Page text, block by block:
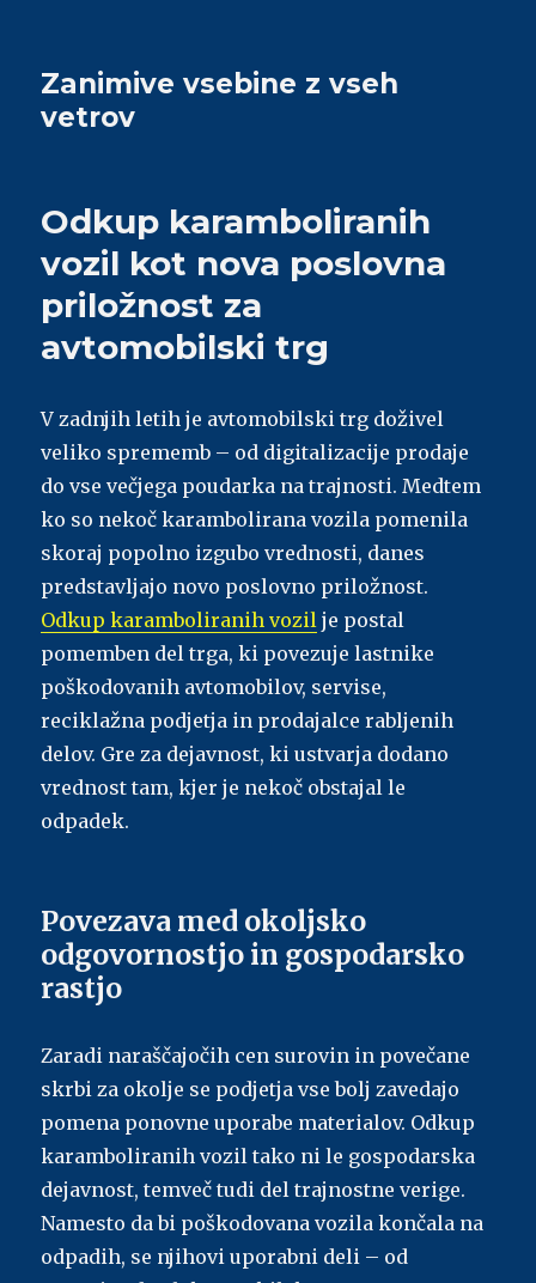
Zanimive vsebine z vseh
vetrov
Odkup karamboliranih
vozil kot nova poslovna
priložnost za
avtomobilski trg
V zadnjih letih je avtomobilski trg doživel
veliko sprememb – od digitalizacije prodaje
do vse večjega poudarka na trajnosti. Medtem
ko so nekoč karambolirana vozila pomenila
skoraj popolno izgubo vrednosti, danes
predstavljajo novo poslovno priložnost.
Odkup karamboliranih vozil je postal
pomemben del trga, ki povezuje lastnike
poškodovanih avtomobilov, servise,
reciklažna podjetja in prodajalce rabljenih
delov. Gre za dejavnost, ki ustvarja dodano
vrednost tam, kjer je nekoč obstajal le
odpadek.
Povezava med okoljsko
odgovornostjo in gospodarsko
rastjo
Zaradi naraščajočih cen surovin in povečane
skrbi za okolje se podjetja vse bolj zavedajo
pomena ponovne uporabe materialov. Odkup
karamboliranih vozil tako ni le gospodarska
dejavnost, temveč tudi del trajnostne verige.
Namesto da bi poškodovana vozila končala na
odpadih, se njihovi uporabni deli – od